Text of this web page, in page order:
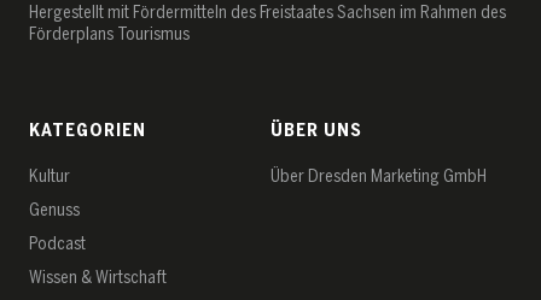
Hergestellt mit Fördermitteln des Freistaates Sachsen im Rahmen des
Förderplans Tourismus
KATEGORIEN
Kultur
Genuss
Podcast
Wissen & Wirtschaft
ÜBER UNS
Über Dresden Marketing GmbH